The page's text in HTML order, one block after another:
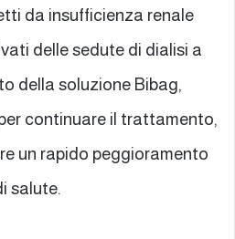
da insufficienza renale
delle sedute di dialisi a
della soluzione Bibag,
continuare il trattamento,
un rapido peggioramento
salute.